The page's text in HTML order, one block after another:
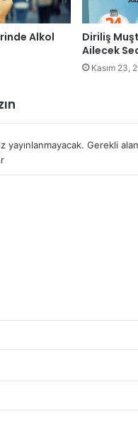
Alkol
Diriliş
Ailecek
Kasım 23,
yayınlanmayacak. Gerekli